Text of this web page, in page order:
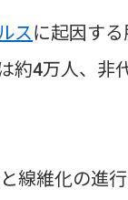
スに起因す
約4万人、非
線維化の進